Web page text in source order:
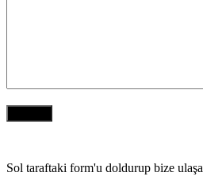
Sol taraftaki form'u doldurup bize